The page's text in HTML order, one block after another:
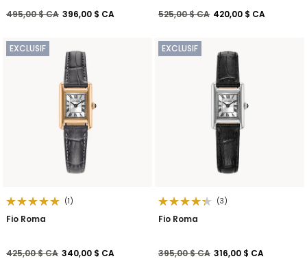
Prix réduit de
495,00 $ CAà396,00 $ CA Prix réduit de
525,00 $ CAà420,00 $ CA
EXCLUSIF
(1)
Fio Roma
Prix réduit de
425,00 $ CAà340,00 $ CA
EXCLUSIF
(3)
Fio Roma
Prix réduit de
395,00 $ CAà316,00 $ CA